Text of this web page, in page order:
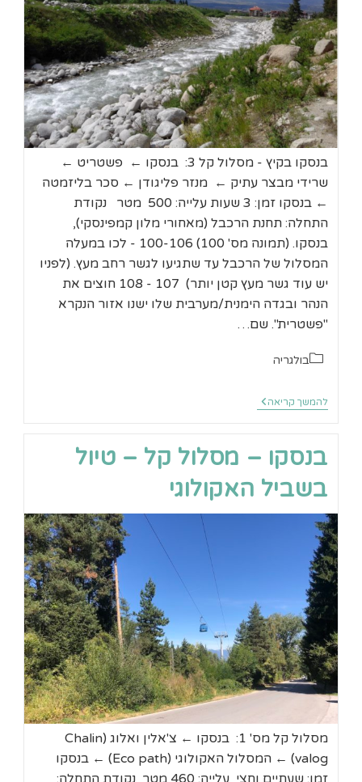
בנסקו בקיץ - מסלול קל 3: בנסקו ← פשטריט ←
שרידי מבצר עתיק ← מנזר פליגודן ← סכר בליזמטה
← בנסקו זמן: 3 שעות עלייה: 500 מטר נקודת
התחלה: תחנת הרכבל (מאחורי מלון קמפינסקי),
בנסקו. (תמונה מס' 100) 100-106 - לכו במעלה
המסלול של הרכבל עד שתגיעו לגשר רחב מעץ. (לפניו
יש עוד גשר מעץ קטן יותר) 107 - 108 חוצים את
הנהר ובגדה הימנית/מערבית שלו ישנו אזור הנקרא
"פשטרית". שם…
קטגוריה:
בולגריה
להמשך קריאה בנסקו
מסלול
שרידי
עתיק
וסכר
בנסקו – מסלול קל – טיול
בשביל האקולוגי
מסלול קל מס' 1: בנסקו ← צ'אלין ואלוג (Chalin
valog) ← המסלול האקולוגי (Eco path) ← בנסקו
זמן: שעתיים וחצי עלייה: 460 מטר נקודת התחלה: